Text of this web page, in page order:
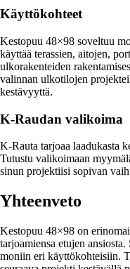
Käyttökohteet
Kestopuu 48×98 soveltuu
käyttää terassien, aitojen,
ulkorakenteiden
valinnan ulkotilojen
kestävyyttä.
K-Raudan valikoima
K-Rauta tarjoaa laadukasta
Tutustu valikoimaan
sinun projektiisi sopivan
Yhteenveto
Kestopuu 48×98 on
tarjoamiensa etujen
moniin eri käyttökohteisiin.